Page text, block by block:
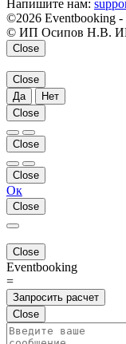
Напишите нам:
©2026 Eventbooking -
© ИП Осипов Н.В.
Close
Close
Да
Нет
Close
Close
Close
Ок
Close
Close
Eventbooking
=
Запросить расчет
Close